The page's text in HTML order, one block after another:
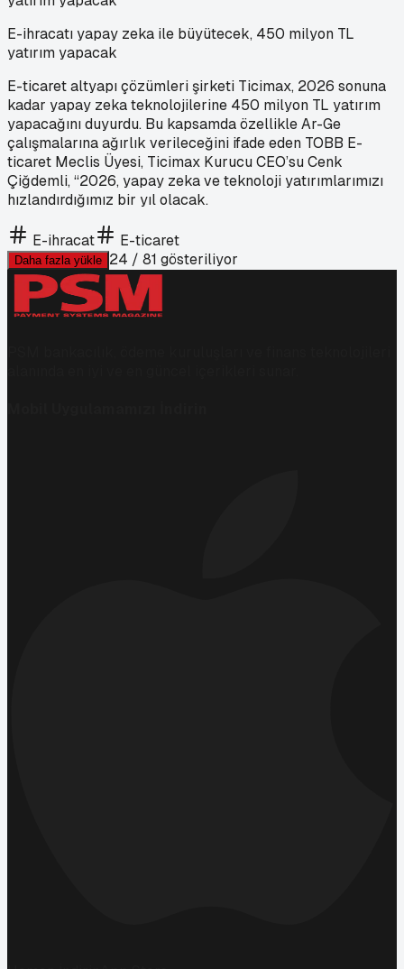
E-ihracatı yapay zeka ile büyütecek, 450 milyon TL
yatırım yapacak
E-ticaret altyapı çözümleri şirketi Ticimax, 2026 sonuna
kadar yapay zeka teknolojilerine 450 milyon TL yatırım
yapacağını duyurdu. Bu kapsamda özellikle Ar-Ge
çalışmalarına ağırlık verileceğini ifade eden TOBB E-
ticaret Meclis Üyesi, Ticimax Kurucu CEO’su Cenk
Çiğdemli, “2026, yapay zeka ve teknoloji yatırımlarımızı
hızlandırdığımız bir yıl olacak.
E-ihracat E-ticaret
Daha fazla yükle 24 / 81 gösteriliyor